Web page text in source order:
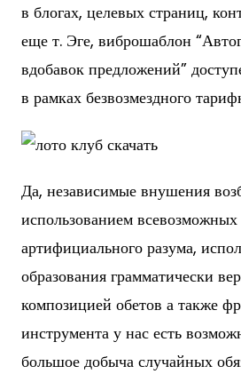
в блогах, целевых страниц,
еще т. Эге, виброшаблон
вдобавок предложений”
в рамках безвозмездного
Да, независимые внушения
использованием
артифициального разума,
образования грамматически
композицией обетов а также
инструмента у нас есть
большое добыча случайных